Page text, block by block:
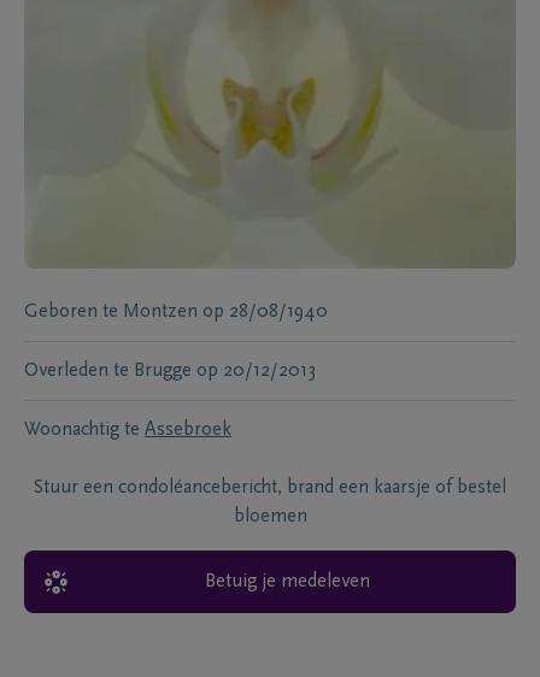
Geboren te Montzen op 28/08/1940
Overleden te Brugge op 20/12/2013
Woonachtig te Assebroek
Stuur een condoléancebericht, brand een kaarsje of bestel
bloemen
Betuig je medeleven